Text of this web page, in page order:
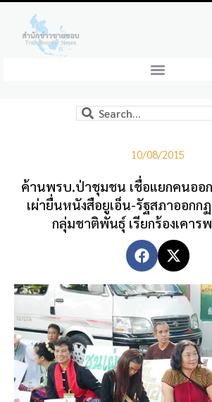
10/08/2015
ค้านพรบ.ป่าชุมชน เชื่อแยกคนออ
เผ่ายื่นหนังสือยูเอ็น-รัฐสภาออกก
กลุ่มชาติพันธุ์ เรียกร้องเคา